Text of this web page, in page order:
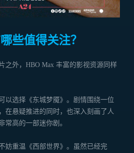
些值得关注？
之外，HBO Max 丰富的影视资源同样
以选择《东城梦魇》。剧情围绕一位
在悬疑推进的同时，也深入刻画了人
常高的一部迷你剧。
妨重温《西部世界》。虽然已经完